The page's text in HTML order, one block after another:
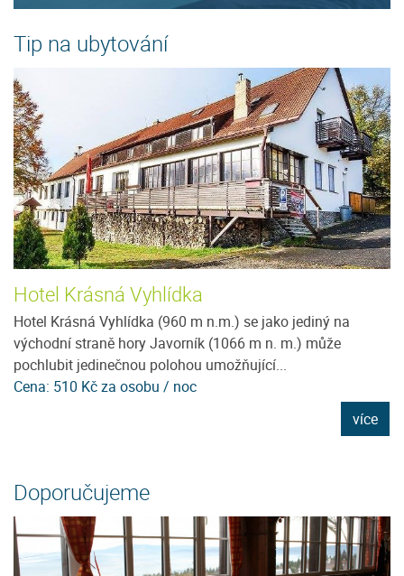
Tip na ubytování
Hotel Krásná Vyhlídka
Hotel Krásná Vyhlídka (960 m n.m.) se jako jediný na
východní straně hory Javorník (1066 m n. m.) může
pochlubit jedinečnou polohou umožňující...
Cena: 510 Kč za osobu / noc
více
Doporučujeme